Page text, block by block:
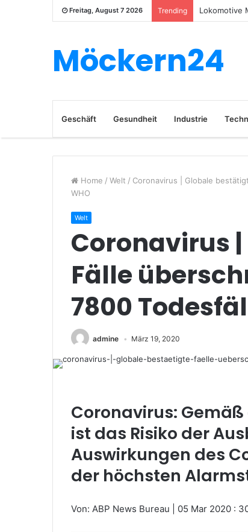
Freitag, August 7 2026 Trending Lokomotive
Möckern24
Geschäft Gesundheit Industrie
Home / Welt / Coronavirus | Globale
WHO
Welt
Coronavirus
Fälle
7800
admine März 19, 2020
Coronavirus:
ist das Risiko der
Auswirkungen des
der höchsten
Von: ABP News Bureau 05 Mar 2020 :